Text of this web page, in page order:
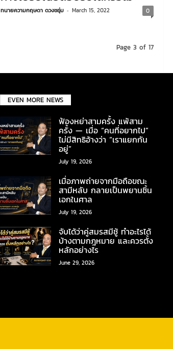
ทนายความกฤษดา ดวงชอุ่ม - March 15, 2022 0
Page 3 of 17
EVEN MORE NEWS
ฟ้องหย่าสามครั้ง แพ้สาม
ครั้ง — เมื่อ “คนที่อยากไป”
ไม่มีสิทธิอ้างว่า “เราแยกกัน
อยู่”
July 19, 2026
เมื่อภาพถ่ายจากมือถือขณะ
สามีหลับ กลายเป็นพยานชิ้น
เอกในศาล
July 19, 2026
จับได้ว่าคู่สมรสมีชู้ ทำอะไรได้
บ้างตามกฎหมาย และควรตั้ง
หลักอย่างไร
June 29, 2026